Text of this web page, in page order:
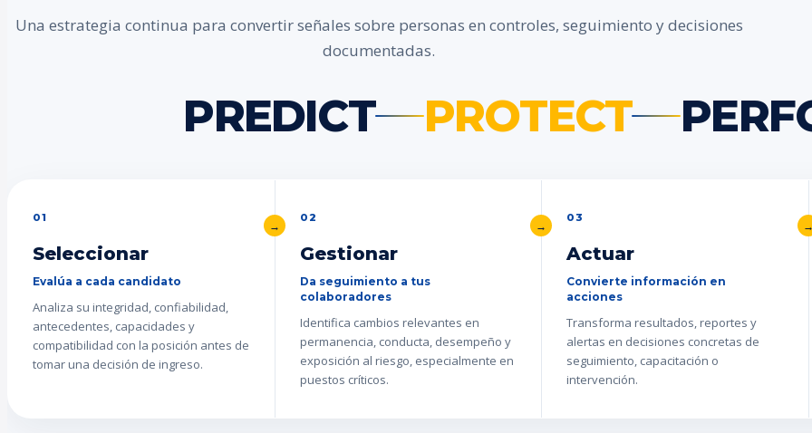
Una estrategia continua para convertir señales sobre personas en controles, seguimiento y decisiones
documentadas.
PREDICT PROTECT
01
Seleccionar
Evalúa a cada candidato
Analiza su integridad, confiabilidad,
antecedentes, capacidades y
compatibilidad con la posición antes de
tomar una decisión de ingreso.
02
Gestionar
Da seguimiento a tus
colaboradores
Identifica cambios relevantes en
permanencia, conducta, desempeño y
exposición al riesgo, especialmente en
puestos críticos.
03
Actuar
Convierte información en
acciones
Transforma resultados, reportes y
alertas en decisiones concretas de
seguimiento, capacitación o
intervención.